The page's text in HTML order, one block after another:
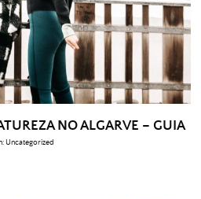
NO ALGARVE – GUIA
Uncategorized